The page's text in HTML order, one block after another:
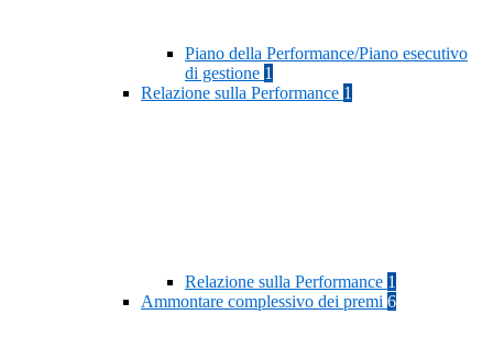
Piano della Performance/Piano esecutivo
di gestione 1
Relazione sulla Performance 1
Relazione sulla Performance 1
Ammontare complessivo dei premi 6